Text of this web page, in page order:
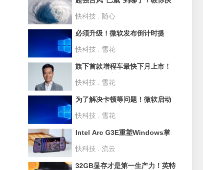
快科技 . 随心
必须升级！微软发布倒计时提
将停止支持
快科技 . 雪花
旗下首款增程车最快下月上市！
快科技 . 雪花
为了解决卡顿等问题！微软启动
30年老旧代码
快科技 . 雪花
Intel Arc G3E重塑Windows掌
度评测：性能狂甩AMD 42% 续
航2倍于任天堂Switch
快科技 . 流云
32GB显存才是第一生产力！英特